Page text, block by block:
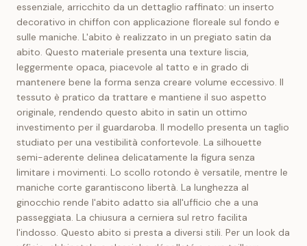
essenziale, arricchito da un dettaglio raffinato: un inserto
decorativo in chiffon con applicazione floreale sul fondo e
sulle maniche. L'abito è realizzato in un pregiato satin da
abito. Questo materiale presenta una texture liscia,
leggermente opaca, piacevole al tatto e in grado di
mantenere bene la forma senza creare volume eccessivo. Il
tessuto è pratico da trattare e mantiene il suo aspetto
originale, rendendo questo abito in satin un ottimo
investimento per il guardaroba. Il modello presenta un taglio
studiato per una vestibilità confortevole. La silhouette
semi-aderente delinea delicatamente la figura senza
limitare i movimenti. Lo scollo rotondo è versatile, mentre le
maniche corte garantiscono libertà. La lunghezza al
ginocchio rende l'abito adatto sia all'ufficio che a una
passeggiata. La chiusura a cerniera sul retro facilita
l'indosso. Questo abito si presta a diversi stili. Per un look da